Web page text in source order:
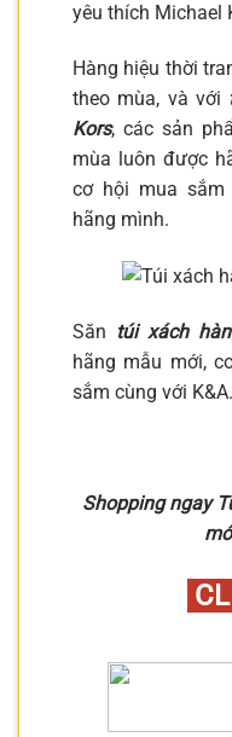
yêu thích Michael
Hàng hiệu thời
theo mùa, và với
Kors, các sản
mùa luôn được
cơ hội mua
hãng mình.
Săn túi xách
hãng mẫu mới,
sắm cùng với K&A.
Shopping ngay